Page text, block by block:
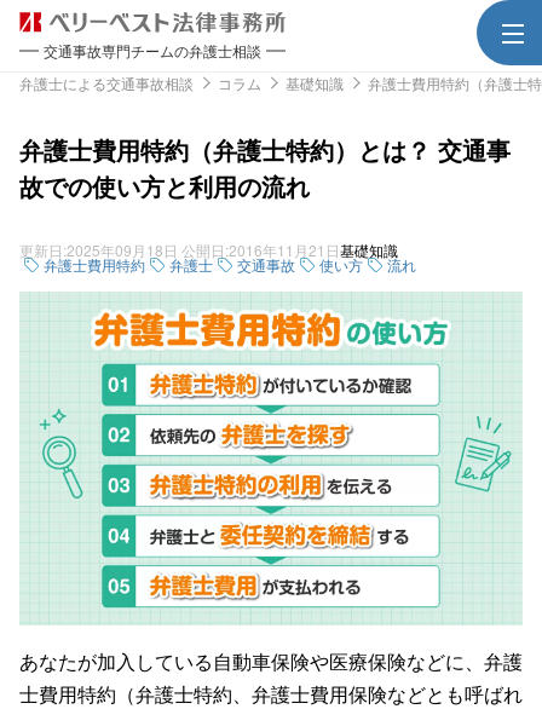
交通事故専門チームの弁護士相談
弁護士による交通事故相談
コラム 基礎知識 弁護士費用特約（弁護士
弁護士費用特約（弁護士特約）とは？ 交通事
故での使い方と利用の流れ
更新日:2025年09月18日 公開日:2016年11月21日基礎知識
弁護士費用特約 弁護士 交通事故 使い方 流れ
あなたが加入している自動車保険や医療保険などに、弁護
士費用特約（弁護士特約、弁護士費用保険などとも呼ばれ